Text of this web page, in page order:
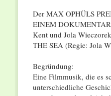
Der MAX OPHÜLS
EINEM
Kent und Jola
THE SEA (Regie: Jola
Begründung:
Eine Filmmusik, die es
unterschiedliche